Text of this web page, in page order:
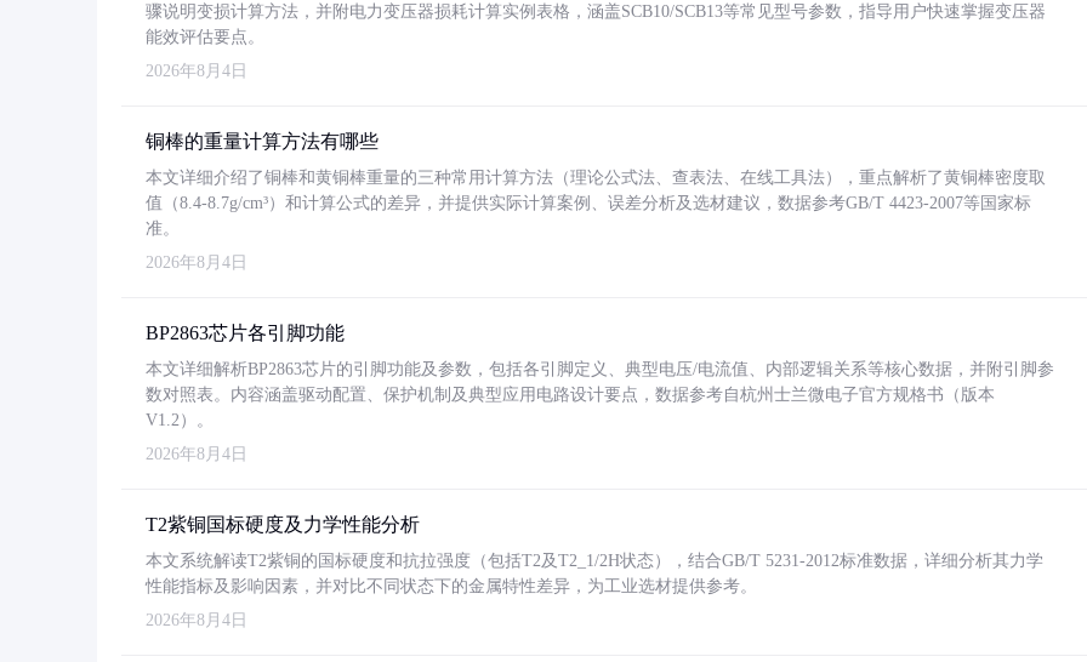
骤说明变损计算方法，并附电力变压器损耗计算实例表格，涵盖SCB10/SCB13等常见型号参数，指导用户快速掌握变压器
能效评估要点。
2026年8月4日
铜棒的重量计算方法有哪些
本文详细介绍了铜棒和黄铜棒重量的三种常用计算方法（理论公式法、查表法、在线工具法），重点解析了黄铜棒密度取
值（8.4-8.7g/cm³）和计算公式的差异，并提供实际计算案例、误差分析及选材建议，数据参考GB/T 4423-2007等国家标
准。
2026年8月4日
BP2863芯片各引脚功能
本文详细解析BP2863芯片的引脚功能及参数，包括各引脚定义、典型电压/电流值、内部逻辑关系等核心数据，并附引脚参
数对照表。内容涵盖驱动配置、保护机制及典型应用电路设计要点，数据参考自杭州士兰微电子官方规格书（版本
V1.2）。
2026年8月4日
T2紫铜国标硬度及力学性能分析
本文系统解读T2紫铜的国标硬度和抗拉强度（包括T2及T2_1/2H状态），结合GB/T 5231-2012标准数据，详细分析其力学
性能指标及影响因素，并对比不同状态下的金属特性差异，为工业选材提供参考。
2026年8月4日